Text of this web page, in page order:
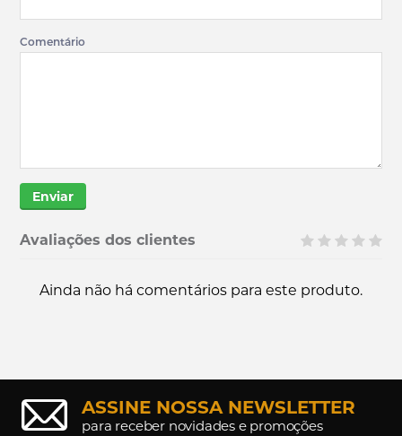
Comentário
Enviar
Avaliações dos clientes
Ainda não há comentários para este produto.
ASSINE NOSSA NEWSLETTER
para receber novidades e promoções